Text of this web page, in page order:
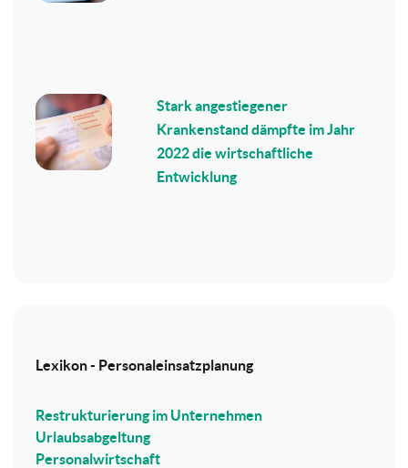
Stark angestiegener
Krankenstand dämpfte im Jahr
2022 die wirtschaftliche
Entwicklung
Lexikon - Personaleinsatzplanung
Restrukturierung im Unternehmen
Urlaubsabgeltung
Personalwirtschaft